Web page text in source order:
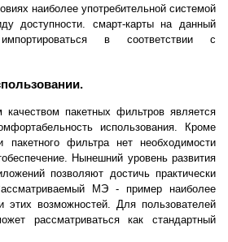
наиболее употребительной системой
доступности. смарт-карты на данный
в соответствии с
пакетных фильтров является
использования. Кроме
пакетного фильтра нет необходимости
Нынешний уровень развития
позволяют достичь практически
МЭ - пример наиболее
этих возможностей. Для пользователей
рассматриваться как стандартный